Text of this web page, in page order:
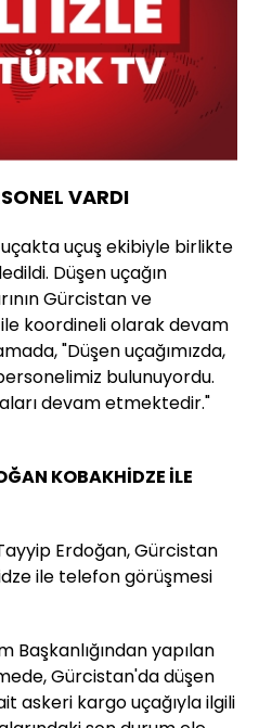
VARDI
uçuş ekibiyle birlikte
Düşen uçağın
Gürcistan ve
koordineli olarak devam
"Düşen uçağımızda,
bulunuyordu.
devam etmektedir."
KOBAKHİDZE İLE
Erdoğan, Gürcistan
ile telefon görüşmesi
Başkanlığından yapılan
Gürcistan'da düşen
askeri kargo uçağıyla ilgili